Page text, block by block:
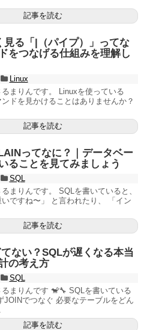
記事を読む
見る「|（パイプ）」ってな
をつなげる仕組みを理解し
Linux
るまりんです。 Linuxを使っている
ドを見かけることはありませんか？
記事を読む
ってなに？｜データベー
ることを見てみましょう
SQL
まりんです。 SQLを書いていると、
いですね〜」 と言われたり、 「イン
記事を読む
ない？SQLが遅くなる本当
の考え方
SQL
るまりんです 🐒🔧 SQLを書いている
JOINでつなぐ 必要なテーブルをどん
記事を読む